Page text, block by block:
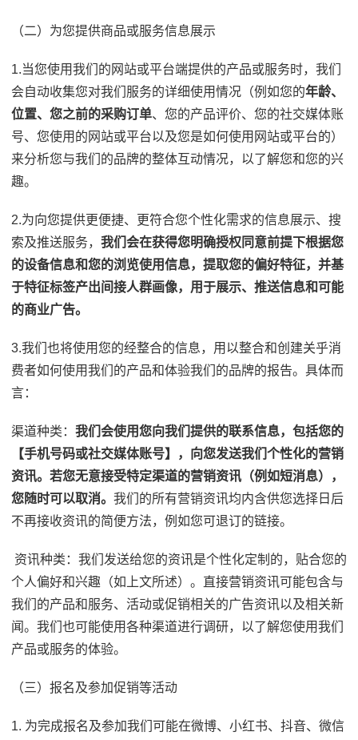
（二）为您提供商品或服务信息展示
1.当您使用我们的网站或平台端提供的产品或服务时，我们
会自动收集您对我们服务的详细使用情况（例如您的年龄、
位置、您之前的采购订单、您的产品评价、您的社交媒体账
号、您使用的网站或平台以及您是如何使用网站或平台的）
来分析您与我们的品牌的整体互动情况，以了解您和您的兴
趣。
2.为向您提供更便捷、更符合您个性化需求的信息展示、搜
索及推送服务， 我们会在获得您明确授权同意前提下根据您
的设备信息和您的浏览使用信息，提取您的偏好特征，并基
于特征标签产出间接人群画像，用于展示、推送信息和可能
的商业广告。
3.我们也将使用您的经整合的信息，用以整合和创建关乎消
费者如何使用我们的产品和体验我们的品牌的报告。具体而
言：
渠道种类： 我们会使用您向我们提供的联系信息，包括您的
【手机号码或社交媒体账号】，向您发送我们个性化的营销
资讯。若您无意接受特定渠道的营销资讯（例如短消息），
您随时可以取消。 我们的所有营销资讯均内含供您选择日后
不再接收资讯的简便方法，例如您可退订的链接。
资讯种类：我们发送给您的资讯是个性化定制的，贴合您的
个人偏好和兴趣（如上文所述）。直接营销资讯可能包含与
我们的产品和服务、活动或促销相关的广告资讯以及相关新
闻。我们也可能使用各种渠道进行调研，以了解您使用我们
产品或服务的体验。
（三）报名及参加促销等活动
1. 为完成报名及参加我们可能在微博、小红书、抖音、微信